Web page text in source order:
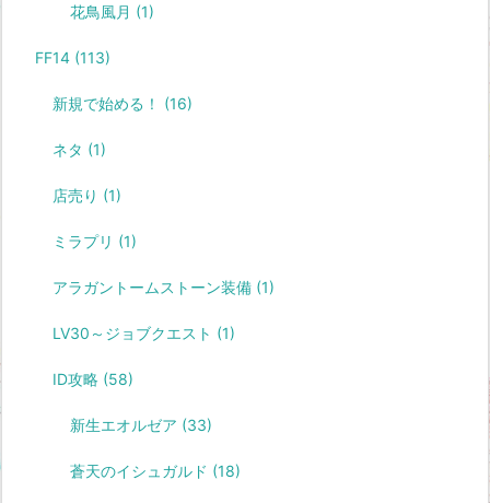
花鳥風月 (1)
FF14 (113)
新規で始める！ (16)
ネタ (1)
店売り (1)
ミラプリ (1)
アラガントームストーン装備 (1)
LV30～ジョブクエスト (1)
ID攻略 (58)
新生エオルゼア (33)
蒼天のイシュガルド (18)